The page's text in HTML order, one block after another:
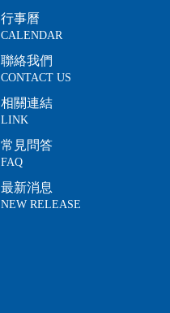
行事曆
CALENDAR
聯絡我們
CONTACT US
相關連結
LINK
常見問答
FAQ
最新消息
NEW RELEASE